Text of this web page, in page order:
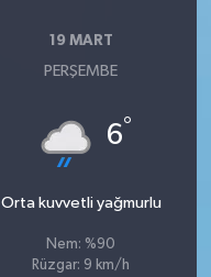
19 MART
PERŞEMBE
6°
Orta kuvvetli yağmurlu
Nem: %90
Rüzgar: 9 km/h